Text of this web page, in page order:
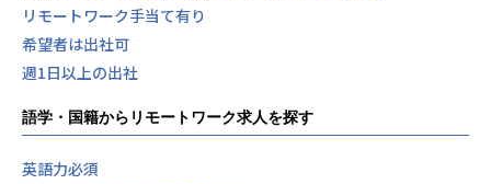
リモートワーク手当て有り
希望者は出社可
週1日以上の出社
語学・国籍からリモートワーク求人を探す
英語力必須